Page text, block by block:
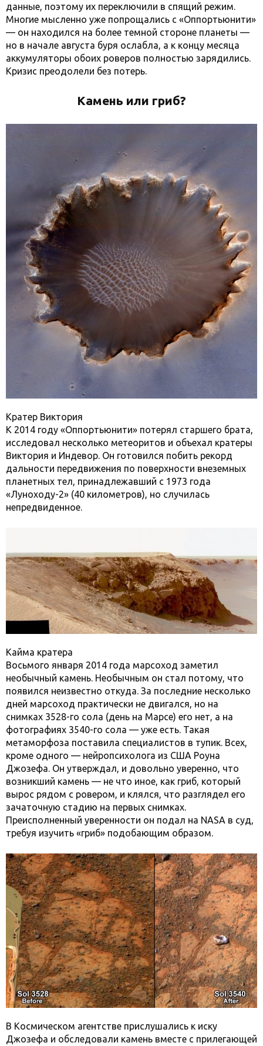
данные, поэтому их переключили в спящий режим.
Многие мысленно уже попрощались с «Оппортьюнити»
— он находился на более темной стороне планеты —
но в начале августа буря ослабла, а к концу месяца
аккумуляторы обоих роверов полностью зарядились.
Кризис преодолели без потерь.
Камень или гриб?
Кратер Виктория
К 2014 году «Оппортьюнити» потерял старшего брата,
исследовал несколько метеоритов и объехал кратеры
Виктория и Индевор. Он готовился побить рекорд
дальности передвижения по поверхности внеземных
планетных тел, принадлежавший с 1973 года
«Луноходу-2» (40 километров), но случилась
непредвиденное.
Кайма кратера
Восьмого января 2014 года марсоход заметил
необычный камень. Необычным он стал потому, что
появился неизвестно откуда. За последние несколько
дней марсоход практически не двигался, но на
снимках 3528-го сола (день на Марсе) его нет, а на
фотографиях 3540-го сола — уже есть. Такая
метаморфоза поставила специалистов в тупик. Всех,
кроме одного — нейропсихолога из США Роуна
Джозефа. Он утверждал, и довольно уверенно, что
возникший камень — не что иное, как гриб, который
вырос рядом с ровером, и клялся, что разглядел его
зачаточную стадию на первых снимках.
Преисполненный уверенности он подал на NASA в суд,
требуя изучить «гриб» подобающим образом.
В Космическом агентстве прислушались к иску
Джозефа и обследовали камень вместе с прилегающей